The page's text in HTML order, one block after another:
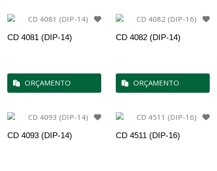
CD 4081 (DIP-14)
ORÇAMENTO
CD 4082 (DIP-14)
ORÇAMENTO
CD 4093 (DIP-14) CD 4511 (DIP-16)